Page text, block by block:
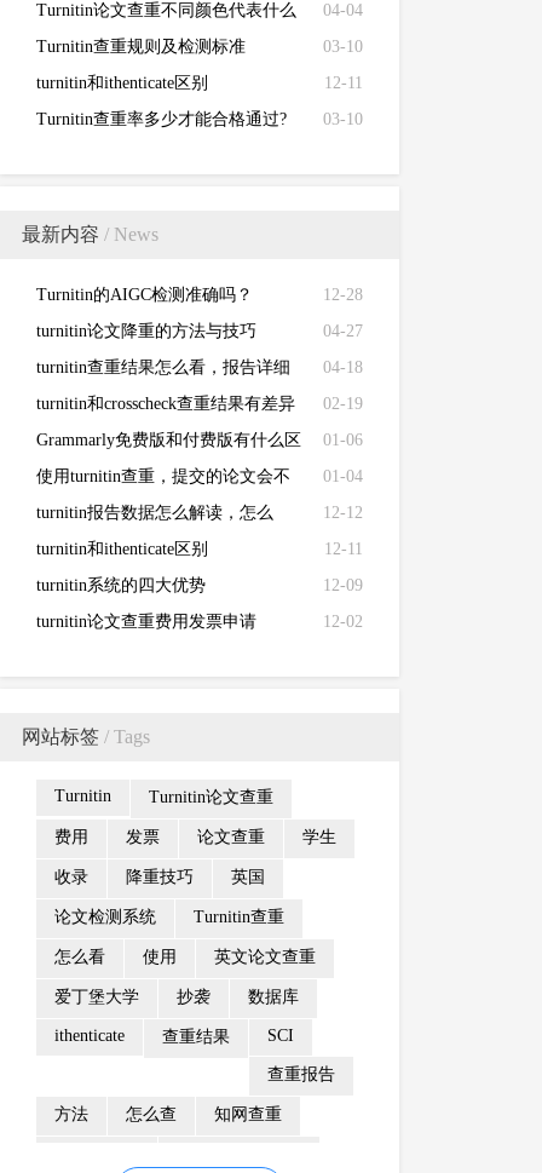
04-04
Turnitin论文查重不同颜色代表什么
03-10
Turnitin查重规则及检测标准
12-11
turnitin和ithenticate区别
03-10
Turnitin查重率多少才能合格通过?
最新内容 / News
12-28
Turnitin的AIGC检测准确吗？
04-27
turnitin论文降重的方法与技巧
04-18
turnitin查重结果怎么看，报告详细
解读来了！
02-19
turnitin和crosscheck查重结果有差异
01-06
Grammarly免费版和付费版有什么区
别？
01-04
使用turnitin查重，提交的论文会不
会被泄露？
12-12
turnitin报告数据怎么解读，怎么
看？
12-11
turnitin和ithenticate区别
12-09
turnitin系统的四大优势
12-02
turnitin论文查重费用发票申请
网站标签 / Tags
Turnitin Turnitin论文查重
费用 发票 论文查重 学生
收录 降重技巧 英国
论文检测系统 Turnitin查重
怎么看 使用 英文论文查重
爱丁堡大学 抄袭 数据库
ithenticate 查重结果 SCI
查重报告
方法 怎么查 知网查重